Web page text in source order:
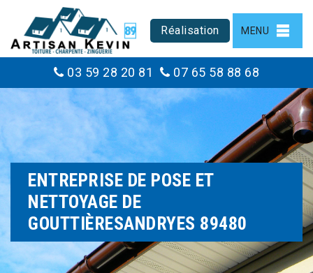
Réalisation MENU
03 59 28 20 81 07 65 58 88 68
ENTREPRISE DE POSE ET
NETTOYAGE DE
GOUTTIÈRESANDRYES 89480